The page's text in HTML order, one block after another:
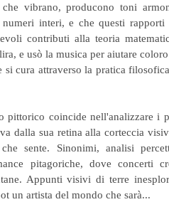
vibrano, producono toni
interi, e che questi rapporti
contributi alla teoria
e usò la musica per aiutare
cura attraverso la pratica
coincide nell'analizzare i
dalla sua retina alla corteccia
sente. Sinonimi, analisi
pitagoriche, dove concerti
Appunti visivi di terre
un artista del mondo che sarà...